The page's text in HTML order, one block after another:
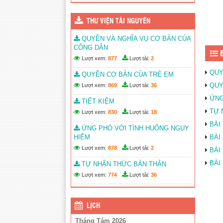
TỰ
BÀI
BÀI
BÀI
BÀI
THƯ VIỆN TÀI NGUYÊN
QUYỀN VÀ NGHĨA VỤ CƠ BẢN CỦA
CÔNG DÂN
Lượt xem: 877 Lượt tải: 2
QUYỀN CƠ BẢN CỦA TRẺ EM
Lượt xem: 869 Lượt tải: 36
TIẾT KIỆM
Lượt xem: 830 Lượt tải: 18
ỨNG PHÓ VỚI TÌNH HUỐNG NGUY
HIỂM
Lượt xem: 878 Lượt tải: 2
TỰ NHẬN THỨC BẢN THÂN
Lượt xem: 774 Lượt tải: 36
LỊCH
Tháng Tám 2026